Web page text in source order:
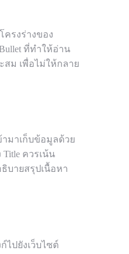
ครงร่างของ
ที่ทำให้อ่าน
สม เพื่อไม่ให้กลาย
ามาเก็บข้อมูลด้วย
ควรเน้น
บายสรุปเนื้อหา
ไปยังเว็บไซต์